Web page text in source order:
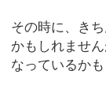
その時に、き
かもしれませ
なっているかも